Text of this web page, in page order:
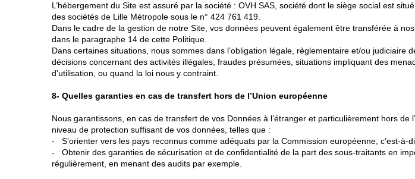
L’hébergement du Site est assuré par la société : OVH SAS, société dont le siège social est
des sociétés de Lille Métropole sous le n° 424 761 419.
Dans le cadre de la gestion de notre Site, vos données peuvent également être transférée à
dans le paragraphe 14 de cette Politique.
Dans certaines situations, nous sommes dans l’obligation légale, règlementaire et/ou
décisions concernant des activités illégales, fraudes présumées, situations impliquant des
d’utilisation, ou quand la loi nous y contraint.
8- Quelles garanties en cas de transfert hors de l’Union européenne
Nous garantissons, en cas de transfert de vos Données à l’étranger et particulièrement hors
niveau de protection suffisant de vos données, telles que :
- S’orienter vers les pays reconnus comme adéquats par la Commission européenne, c’est-
- Obtenir des garanties de sécurisation et de confidentialité de la part des sous-traitants en
régulièrement, en menant des audits par exemple.